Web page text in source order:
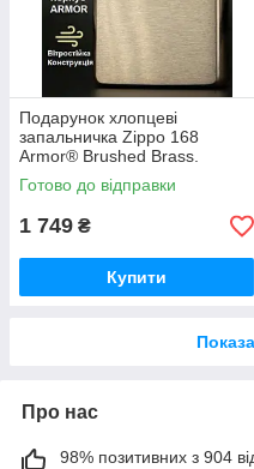
Подарунок хлопцеві
запальничка Zippo 168
Armor® Brushed Brass.
Пожиттєва гарантія та
неперевершена якість. MADE
IN USA
Готово до відправки
1 749 ₴
Купити
Про нас
98% позитивних з 904